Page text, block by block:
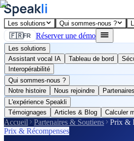
Les solutions Qui sommes-nous ?
🇫🇷FR Réserver une démo
Les solutions
Assistant vocal IA
Tableau de bord
Interopérabilité
Qui sommes-nous ?
Notre histoire
Nous rejoindre
L'expérience Speakli
Témoignages
Articles & Blog Calculer
Accueil Partenaires & Soutiens
Prix &
Prix & Récompenses